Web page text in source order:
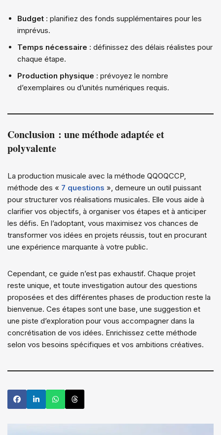
Budget : planifiez des fonds supplémentaires pour les
imprévus.
Temps nécessaire : définissez des délais réalistes pour
chaque étape.
Production physique : prévoyez le nombre
d’exemplaires ou d’unités numériques requis.
Conclusion : une méthode adaptée et
polyvalente
La production musicale avec la méthode QQOQCCP,
méthode des « 7 questions », demeure un outil puissant
pour structurer vos réalisations musicales. Elle vous aide à
clarifier vos objectifs, à organiser vos étapes et à anticiper
les défis. En l’adoptant, vous maximisez vos chances de
transformer vos idées en projets réussis, tout en procurant
une expérience marquante à votre public.
Cependant, ce guide n’est pas exhaustif. Chaque projet
reste unique, et toute investigation autour des questions
proposées et des différentes phases de production reste la
bienvenue. Ces étapes sont une base, une suggestion et
une piste d’exploration pour vous accompagner dans la
concrétisation de vos idées. Enrichissez cette méthode
selon vos besoins spécifiques et vos ambitions créatives.